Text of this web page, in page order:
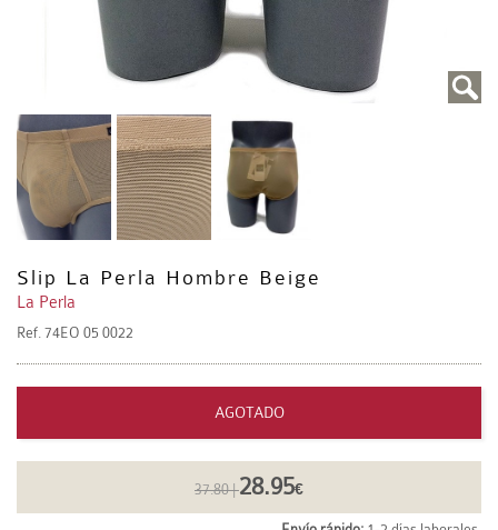
Slip La Perla Hombre Beige
La Perla
Ref. 74EO 05 0022
AGOTADO
37.80 |28.95€